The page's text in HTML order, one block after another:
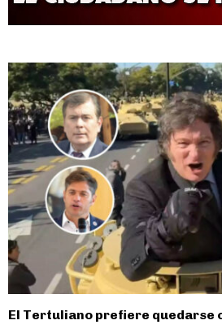
El Tertuliano prefiere quedarse